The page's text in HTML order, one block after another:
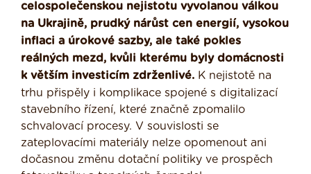
celospolečenskou nejistotu vyvolanou válkou
na Ukrajině, prudký nárůst cen energií, vysokou
inflaci a úrokové sazby, ale také pokles
reálných mezd, kvůli kterému byly domácnosti
k větším investicím zdrženlivé. K nejistotě na
trhu přispěly i komplikace spojené s digitalizací
stavebního řízení, které značně zpomalilo
schvalovací procesy. V souvislosti se
zateplovacími materiály nelze opomenout ani
dočasnou změnu dotační politiky ve prospěch